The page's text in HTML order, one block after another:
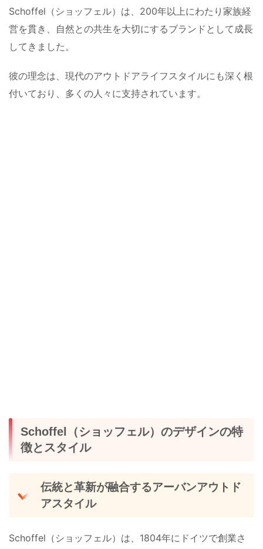
Schoffel（ショッフェル）は、200年以上にわたり家族経
営を貫き、自然との共生を大切にするブランドとして成長
してきました。
彼の理念は、現代のアウトドアライフスタイルにも深く根
付いており、多くの人々に支持されています。
Schoffel（ショッフェル）のデザインの特
徴とスタイル
伝統と革新が融合するアーバンアウトド
アスタイル
Schoffel（ショッフェル）は、1804年にドイツで創業さ